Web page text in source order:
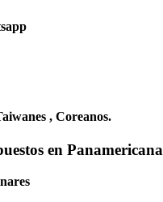
, Coreanos.
en Panamericana